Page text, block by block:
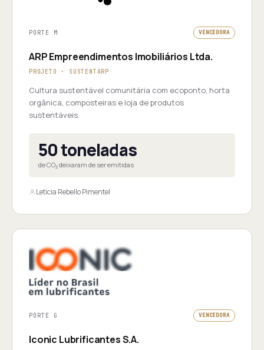
PORTE M VENCEDORA
ARP Empreendimentos Imobiliários Ltda.
PROJETO · SUSTENTARP
Cultura sustentável comunitária com ecoponto, horta
orgânica, composteiras e loja de produtos
sustentáveis.
50 toneladas
de CO₂ deixaram de ser emitidas
Leticia Rebello Pimentel
PORTE G VENCEDORA
Iconic Lubrificantes S.A.